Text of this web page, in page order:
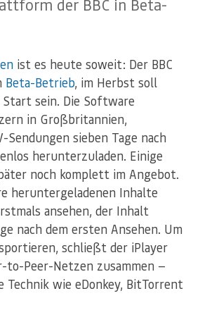
der BBC in Beta-
ist es heute soweit: Der BBC
Beta-Betrieb, im Herbst soll
sein. Die Software
in Großbritannien,
Sendungen sieben Tage nach
herunterzuladen. Einige
noch komplett im Angebot.
heruntergeladenen Inhalte
ansehen, der Inhalt
nach dem ersten Ansehen. Um
schließt der iPlayer
to-Peer-Netzen zusammen —
Technik wie eDonkey, BitTorrent